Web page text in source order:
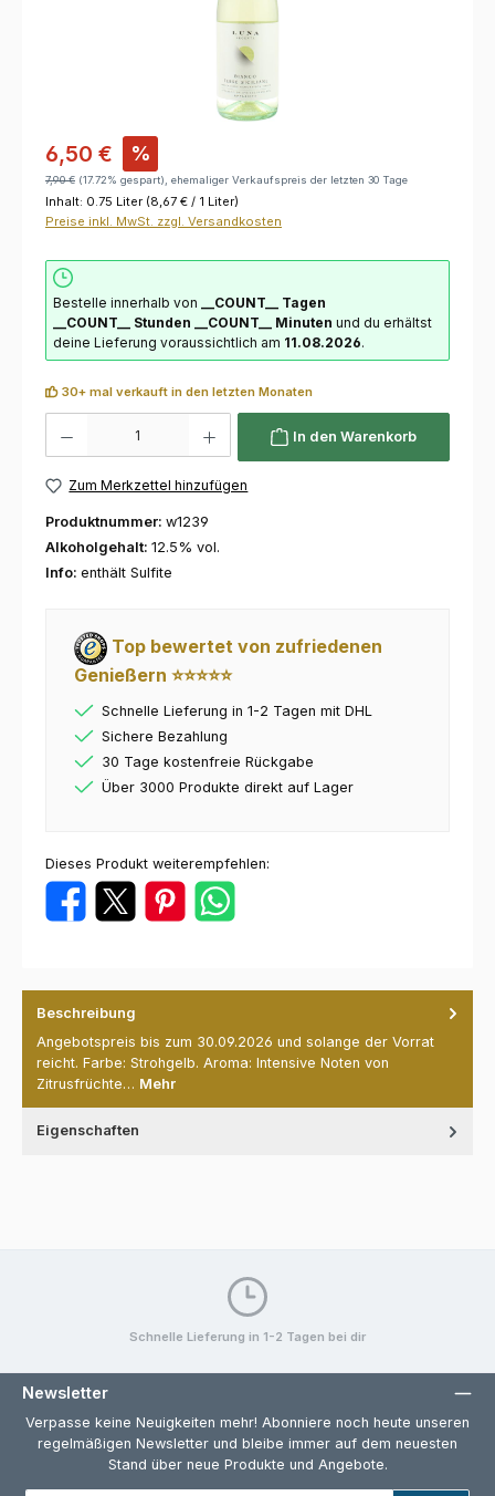
6,50 € %
7,90 € (17.72% gespart), ehemaliger Verkaufspreis der letzten 30 Tage
Inhalt: 0.75 Liter (8,67 € / 1 Liter)
Preise inkl. MwSt. zzgl. Versandkosten
Bestelle innerhalb von
__COUNT__ Tagen
__COUNT__ Stunden
__COUNT__ Minuten und du erhältst
deine Lieferung voraussichtlich am 11.08.2026.
30+ mal verkauft in den letzten Monaten
In den Warenkorb
Zum Merkzettel hinzufügen
Produktnummer: w1239
Alkoholgehalt: 12.5% vol.
Info: enthält Sulfite
Top bewertet von zufriedenen
Genießern ⭐⭐⭐⭐⭐
Schnelle Lieferung in 1-2 Tagen mit DHL
Sichere Bezahlung
30 Tage kostenfreie Rückgabe
Über 3000 Produkte direkt auf Lager
Dieses Produkt weiterempfehlen:
Beschreibung
Angebotspreis bis zum 30.09.2026 und solange der Vorrat
reicht. Farbe: Strohgelb. Aroma: Intensive Noten von
Zitrusfrüchte… Mehr
Eigenschaften
Schnelle Lieferung in 1-2 Tagen bei dir
Newsletter
Verpasse keine Neuigkeiten mehr! Abonniere noch heute unseren
regelmäßigen Newsletter und bleibe immer auf dem neuesten
Stand über neue Produkte und Angebote.